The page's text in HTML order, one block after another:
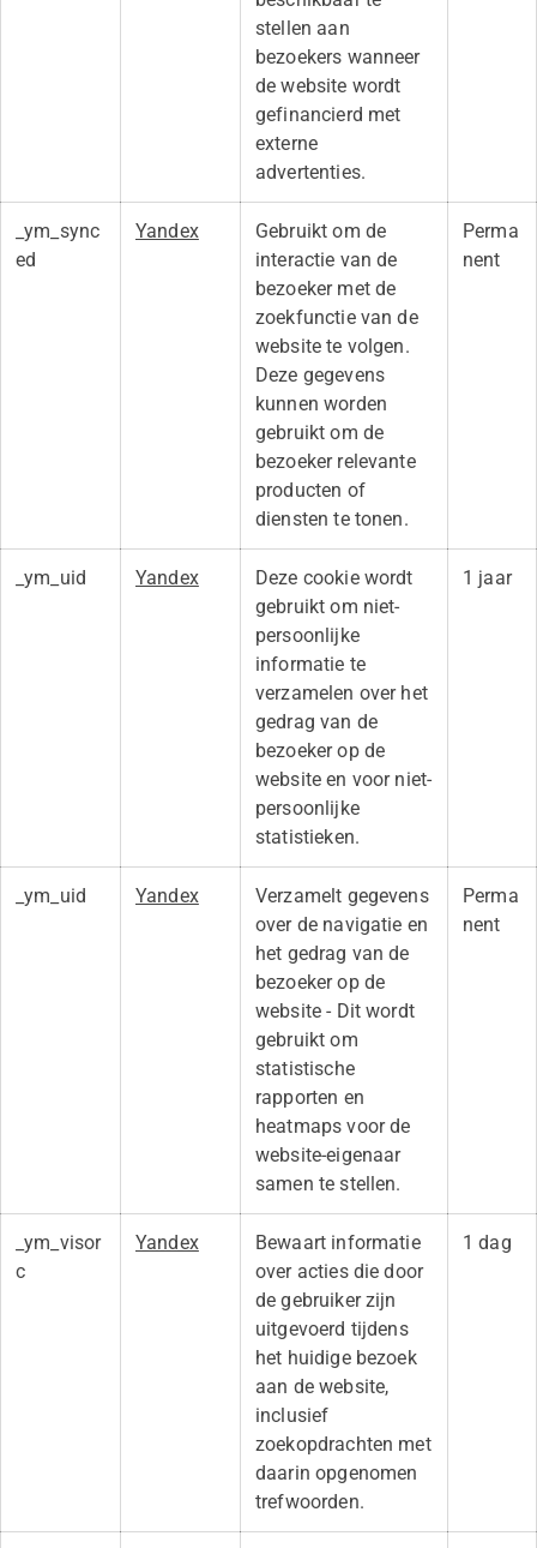
stellen aan
bezoekers wanneer
de website wordt
gefinancierd met
externe
advertenties.
_ym_sync
ed
Yandex
Gebruikt om de
interactie van de
bezoeker met de
zoekfunctie van de
website te volgen.
Deze gegevens
kunnen worden
gebruikt om de
bezoeker relevante
producten of
diensten te tonen.
Perma
nent
_ym_uid Yandex
Deze cookie wordt
gebruikt om niet-
persoonlijke
informatie te
verzamelen over het
gedrag van de
bezoeker op de
website en voor niet-
persoonlijke
statistieken.
1 jaar
_ym_uid Yandex
Verzamelt gegevens
over de navigatie en
het gedrag van de
bezoeker op de
website - Dit wordt
gebruikt om
statistische
rapporten en
heatmaps voor de
website-eigenaar
samen te stellen.
Perma
nent
_ym_visor
c
Yandex
Bewaart informatie
over acties die door
de gebruiker zijn
uitgevoerd tijdens
het huidige bezoek
aan de website,
inclusief
zoekopdrachten met
daarin opgenomen
trefwoorden.
1 dag